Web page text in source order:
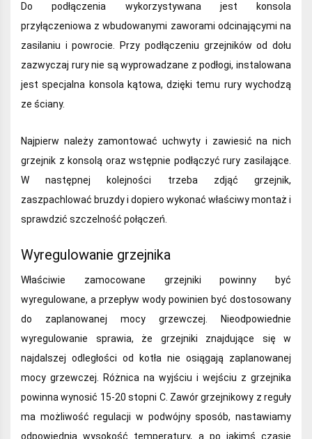
Do podłączenia wykorzystywana jest konsola
przyłączeniowa z wbudowanymi zaworami odcinającymi na
zasilaniu i powrocie. Przy podłączeniu grzejników od dołu
zazwyczaj rury nie są wyprowadzane z podłogi, instalowana
jest specjalna konsola kątowa, dzięki temu rury wychodzą
ze ściany.
Najpierw należy zamontować uchwyty i zawiesić na nich
grzejnik z konsolą oraz wstępnie podłączyć rury zasilające.
W następnej kolejności trzeba zdjąć grzejnik,
zaszpachlować bruzdy i dopiero wykonać właściwy montaż i
sprawdzić szczelność połączeń.
Wyregulowanie grzejnika
Właściwie zamocowane grzejniki powinny być
wyregulowane, a przepływ wody powinien być dostosowany
do zaplanowanej mocy grzewczej. Nieodpowiednie
wyregulowanie sprawia, że grzejniki znajdujące się w
najdalszej odległości od kotła nie osiągają zaplanowanej
mocy grzewczej. Różnica na wyjściu i wejściu z grzejnika
powinna wynosić 15-20 stopni C. Zawór grzejnikowy z reguły
ma możliwość regulacji w podwójny sposób, nastawiamy
odpowiednią wysokość temperatury, a po jakimś czasie